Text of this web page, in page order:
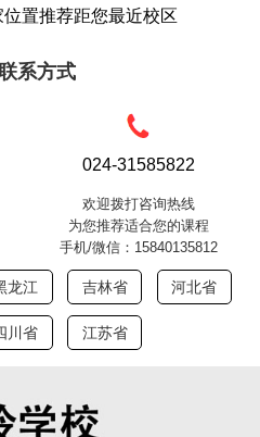
荐距您最近校区
系方式
024-31585822
欢迎拨打咨询热线
为您推荐适合您的课程
手机/微信：15840135812
龙江 吉林省 河北省
川省 江苏省